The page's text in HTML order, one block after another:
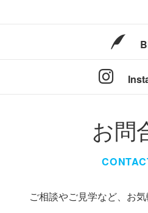
お問
ご相談やご見学など、お